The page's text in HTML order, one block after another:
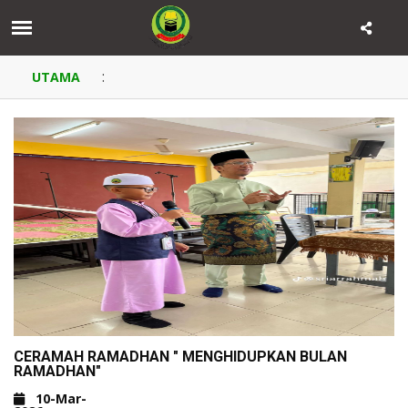
UTAMA :
CERAMAH RAMADHAN " MENGHIDUPKAN BULAN
RAMADHAN"
10-Mar-